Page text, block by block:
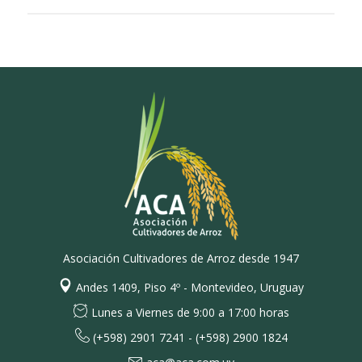
Asociación Cultivadores de Arroz desde 1947
Andes 1409, Piso 4º - Montevideo, Uruguay
Lunes a Viernes de 9:00 a 17:00 horas
(+598) 2901 7241 - (+598) 2900 1824